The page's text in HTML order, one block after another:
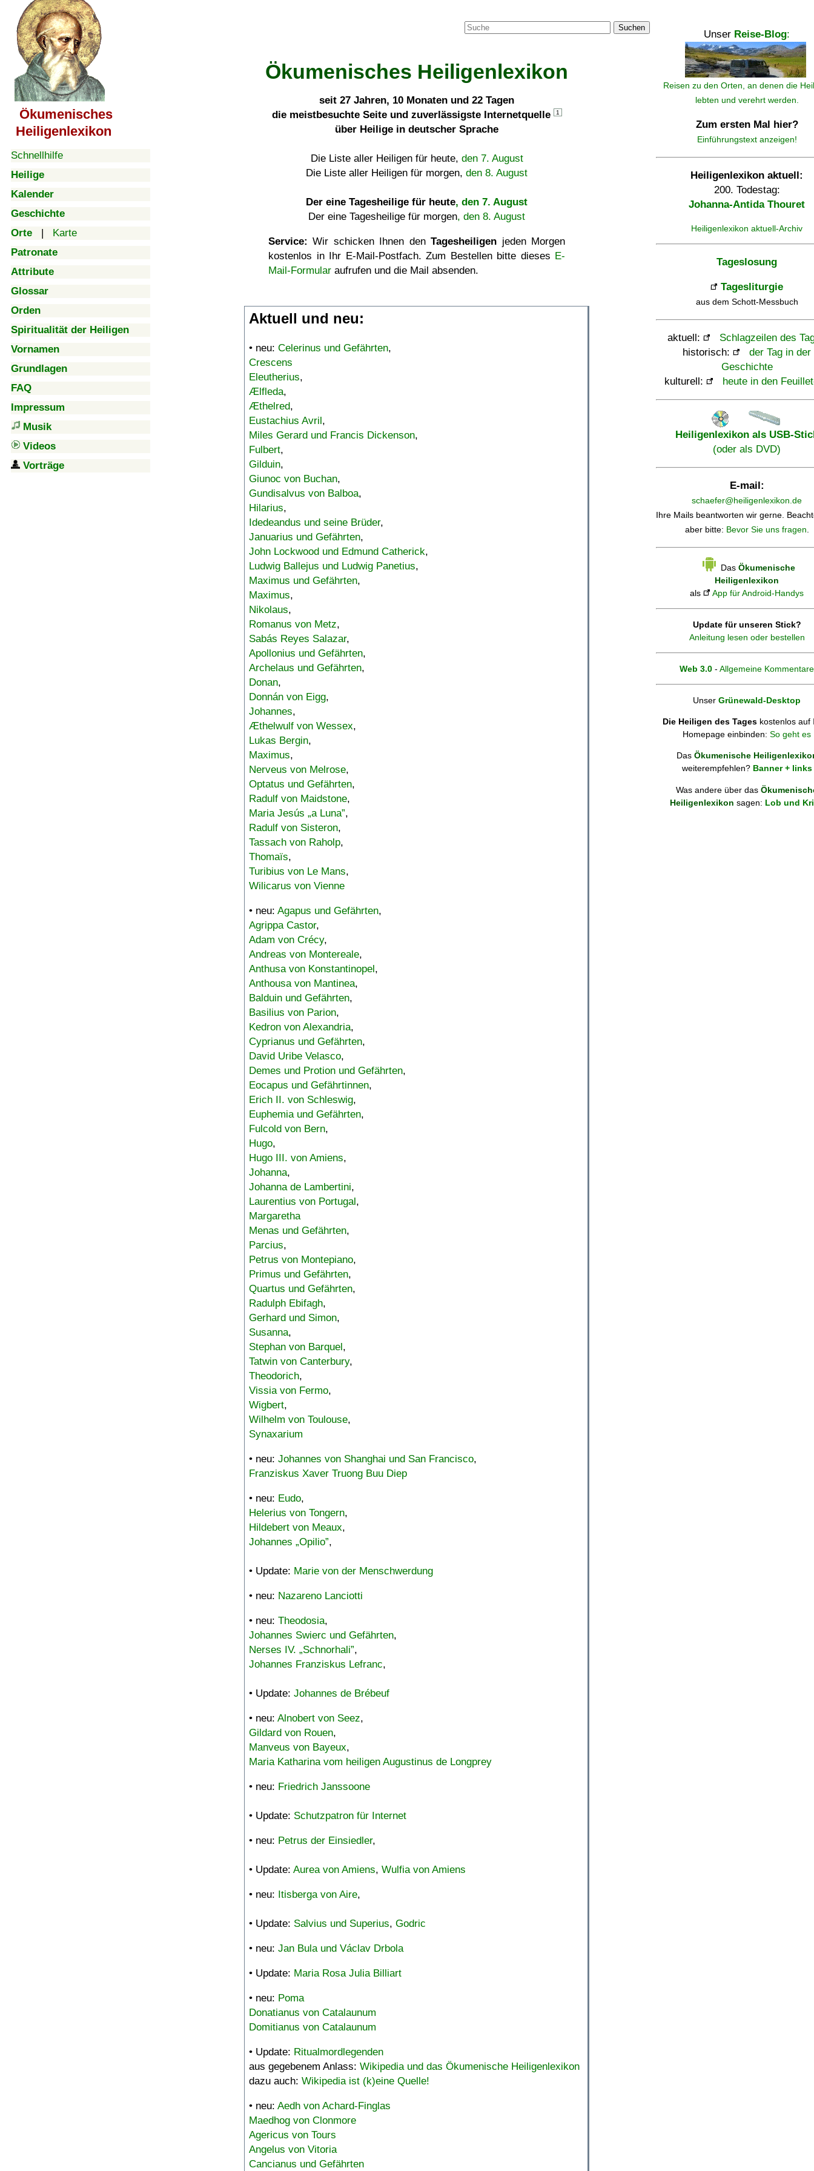
Ökumenisches
Heiligenlexikon
Schnellhilfe
Heilige
Kalender
Geschichte
Orte | Karte
Patronate
Attribute
Glossar
Orden
Spiritualität der Heiligen
Vornamen
Grundlagen
FAQ
Impressum
Musik
Videos
Vorträge
Suchen
Ökumenisches Heiligenlexikon
seit 27 Jahren, 10 Monaten und 22 Tagen
die meistbesuchte Seite und zuverlässigste Internetquelle
1
über Heilige in deutscher Sprache
Die Liste aller Heiligen für heute, den 7. August
Die Liste aller Heiligen für morgen, den 8. August
Der eine Tagesheilige für heute, den 7. August
Der eine Tagesheilige für morgen, den 8. August
Service: Wir schicken Ihnen denTagesheiligen jeden Morgen
kostenlos in Ihr E-Mail-Postfach. Zum Bestellen bitte dieses E-
Mail-Formular aufrufen und die Mail absenden.
Aktuell und neu:
• neu: Celerinus und Gefährten,
Crescens
Eleutherius,
Ælfleda,
Æthelred,
Eustachius Avril,
Miles Gerard und Francis Dickenson,
Fulbert,
Gilduin,
Giunoc von Buchan,
Gundisalvus von Balboa,
Hilarius,
Idedeandus und seine Brüder,
Januarius und Gefährten,
John Lockwood und Edmund Catherick,
Ludwig Ballejus und Ludwig Panetius,
Maximus und Gefährten,
Maximus,
Nikolaus,
Romanus von Metz,
Sabás Reyes Salazar,
Apollonius und Gefährten,
Archelaus und Gefährten,
Donan,
Donnán von Eigg,
Johannes,
Æthelwulf von Wessex,
Lukas Bergin,
Maximus,
Nerveus von Melrose,
Optatus und Gefährten,
Radulf von Maidstone,
Maria Jesús „a Luna”,
Radulf von Sisteron,
Tassach von Raholp,
Thomaïs,
Turibius von Le Mans,
Wilicarus von Vienne
• neu: Agapus und Gefährten,
Agrippa Castor,
Adam von Crécy,
Andreas von Montereale,
Anthusa von Konstantinopel,
Anthousa von Mantinea,
Balduin und Gefährten,
Basilius von Parion,
Kedron von Alexandria,
Cyprianus und Gefährten,
David Uribe Velasco,
Demes und Protion und Gefährten,
Eocapus und Gefährtinnen,
Erich II. von Schleswig,
Euphemia und Gefährten,
Fulcold von Bern,
Hugo,
Hugo III. von Amiens,
Johanna,
Johanna de Lambertini,
Laurentius von Portugal,
Margaretha
Menas und Gefährten,
Parcius,
Petrus von Montepiano,
Primus und Gefährten,
Quartus und Gefährten,
Radulph Ebifagh,
Gerhard und Simon,
Susanna,
Stephan von Barquel,
Tatwin von Canterbury,
Theodorich,
Vissia von Fermo,
Wigbert,
Wilhelm von Toulouse,
Synaxarium
• neu: Johannes von Shanghai und San Francisco,
Franziskus Xaver Truong Buu Diep
• neu: Eudo,
Helerius von Tongern,
Hildebert von Meaux,
Johannes „Opilio”,
• Update: Marie von der Menschwerdung
• neu: Nazareno Lanciotti
• neu: Theodosia,
Johannes Swierc und Gefährten,
Nerses IV. „Schnorhali”,
Johannes Franziskus Lefranc,
• Update: Johannes de Brébeuf
• neu: Alnobert von Seez,
Gildard von Rouen,
Manveus von Bayeux,
Maria Katharina vom heiligen Augustinus de Longprey
• neu: Friedrich Janssoone
• Update: Schutzpatron für Internet
• neu: Petrus der Einsiedler,
• Update: Aurea von Amiens, Wulfia von Amiens
• neu: Itisberga von Aire,
• Update: Salvius und Superius, Godric
• neu: Jan Bula und Václav Drbola
• Update: Maria Rosa Julia Billiart
• neu: Poma
Donatianus von Catalaunum
Domitianus von Catalaunum
• Update: Ritualmordlegenden
aus gegebenem Anlass: Wikipedia und das Ökumenische Heiligenlexikon
dazu auch: Wikipedia ist (k)eine Quelle!
• neu: Aedh von Achard-Finglas
Maedhog von Clonmore
Agericus von Tours
Angelus von Vitoria
Cancianus und Gefährten
Unser Reise-Blog:
Reisen zu den Orten, an denen die
lebten und verehrt werden.
Zum ersten Mal hier?
Einführungstext anzeigen!
Heiligenlexikon aktuell:
200. Todestag:
Johanna-Antida Thouret
Heiligenlexikon aktuell-Archiv
Tageslosung
Tagesliturgie
aus dem Schott-Messbuch
aktuell:
Schlagzeilen des
historisch:
der Tag in der
Geschichte
kulturell:
heute in den
Heiligenlexikon als USB-
(oder als DVD)
E-mail:
schaefer@heiligenlexikon.de
Ihre Mails beantworten wir gerne.
aber bitte: Bevor Sie uns fragen.
Das Ökumenische
Heiligenlexikon
als
App für Android-Handys
Update für unseren Stick?
Anleitung lesen oder bestellen
Web 3.0 - Allgemeine Kommentare
Unser Grünewald-Desktop
Die Heiligen des Tages kostenlos auf
Homepage einbinden: So geht es
Das Ökumenische
weiterempfehlen? Banner + links
Was andere über das
Heiligenlexikon sagen: Lob und